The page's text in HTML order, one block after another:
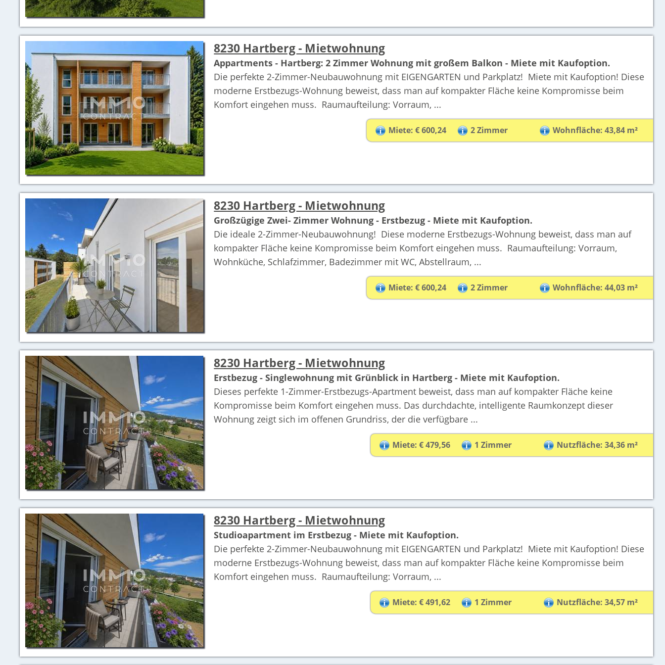
8230 Hartberg - Mietwohnung
Appartments - Hartberg: 2 Zimmer Wohnung mit großem Balkon - Miete mit Kaufoption.
Die perfekte 2-Zimmer-Neubauwohnung mit EIGENGARTEN und Parkplatz! Miete mit Kaufoption! Diese
moderne Erstbezugs-Wohnung beweist, dass man auf kompakter Fläche keine Kompromisse beim
Komfort eingehen muss. Raumaufteilung: Vorraum, ...
Miete: € 600,24 2 Zimmer Wohnfläche: 43,84 m²
8230 Hartberg - Mietwohnung
Großzügige Zwei- Zimmer Wohnung - Erstbezug - Miete mit Kaufoption.
Die ideale 2-Zimmer-Neubauwohnung! Diese moderne Erstbezugs-Wohnung beweist, dass man auf
kompakter Fläche keine Kompromisse beim Komfort eingehen muss. Raumaufteilung: Vorraum,
Wohnküche, Schlafzimmer, Badezimmer mit WC, Abstellraum, ...
Miete: € 600,24 2 Zimmer Wohnfläche: 44,03 m²
8230 Hartberg - Mietwohnung
Erstbezug - Singlewohnung mit Grünblick in Hartberg - Miete mit Kaufoption.
Dieses perfekte 1-Zimmer-Erstbezugs-Apartment beweist, dass man auf kompakter Fläche keine
Kompromisse beim Komfort eingehen muss. Das durchdachte, intelligente Raumkonzept dieser
Wohnung zeigt sich im offenen Grundriss, der die verfügbare ...
Miete: € 479,56 1 Zimmer Nutzfläche: 34,36 m²
8230 Hartberg - Mietwohnung
Studioapartment im Erstbezug - Miete mit Kaufoption.
Die perfekte 2-Zimmer-Neubauwohnung mit EIGENGARTEN und Parkplatz! Miete mit Kaufoption! Diese
moderne Erstbezugs-Wohnung beweist, dass man auf kompakter Fläche keine Kompromisse beim
Komfort eingehen muss. Raumaufteilung: Vorraum, ...
Miete: € 491,62 1 Zimmer Nutzfläche: 34,57 m²